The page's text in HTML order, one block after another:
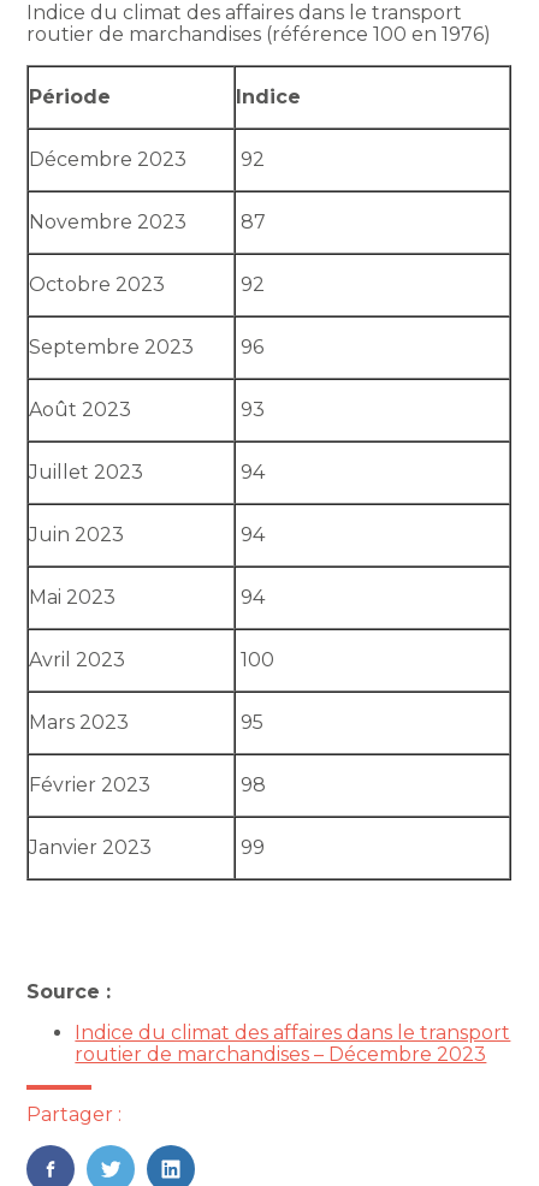
Indice du climat des affaires dans le transport
routier de marchandises (référence 100 en 1976)
Période Indice
Décembre 2023 92
Novembre 2023 87
Octobre 2023 92
Septembre 2023 96
Août 2023 93
Juillet 2023 94
Juin 2023 94
Mai 2023 94
Avril 2023 100
Mars 2023 95
Février 2023 98
Janvier 2023 99
Source :
Indice du climat des affaires dans le transport
routier de marchandises – Décembre 2023
Partager :